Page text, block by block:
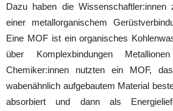
Dazu haben die Wissenschaftler:innen
einer metallorganischem
Eine MOF ist ein organisches
über Komplexbindungen
Chemiker:innen nutzten ein MOF,
wabenähnlich aufgebautem Material
absorbiert und dann als